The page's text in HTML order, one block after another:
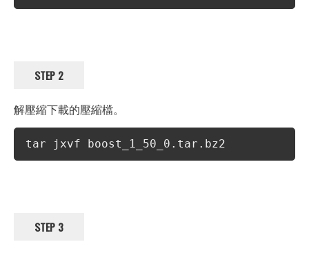
STEP 2
解壓縮下載的壓縮檔。
tar jxvf boost_1_50_0.tar.bz2
STEP 3